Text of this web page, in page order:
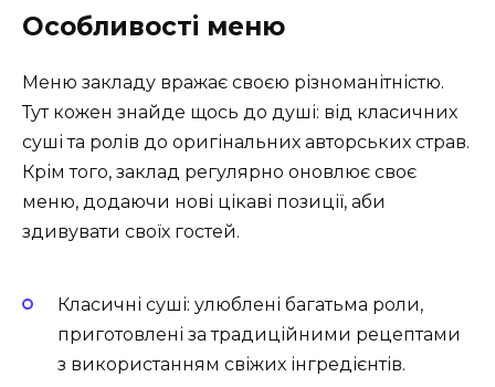
Особливості меню
Меню закладу вражає своєю різноманітністю.
Тут кожен знайде щось до душі: від класичних
суші та ролів до оригінальних авторських страв.
Крім того, заклад регулярно оновлює своє
меню, додаючи нові цікаві позиції, аби
здивувати своїх гостей.
Класичні суші: улюблені багатьма роли,
приготовлені за традиційними рецептами
з використанням свіжих інгредієнтів.